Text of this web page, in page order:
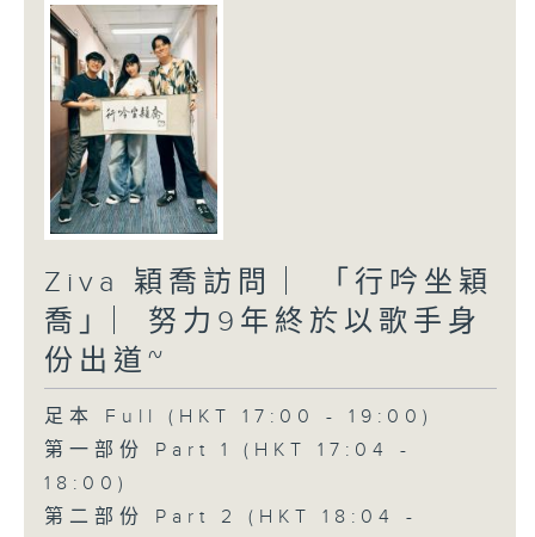
Ziva 穎喬訪問 ︳「行吟坐穎
喬」︳努力9年終於以歌手身
份出道~
足本 Full (HKT 17:00 - 19:00)
第一部份 Part 1 (HKT 17:04 -
18:00)
第二部份 Part 2 (HKT 18:04 -